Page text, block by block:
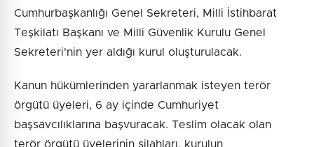
Cumhurbaşkanlığı Genel Sekreteri, Milli İstihbarat
Teşkilatı Başkanı ve Milli Güvenlik Kurulu Genel
Sekreteri'nin yer aldığı kurul oluşturulacak.
Kanun hükümlerinden yararlanmak isteyen terör
örgütü üyeleri, 6 ay içinde Cumhuriyet
başsavcılıklarına başvuracak. Teslim olacak olan
terör örgütü üyelerinin silahları, kurulun